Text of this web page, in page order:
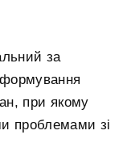
за
при якому
проблемами зі